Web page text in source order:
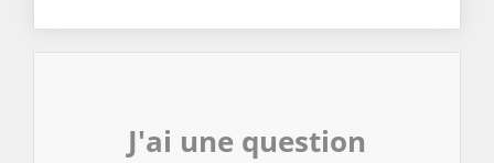
J'ai une question